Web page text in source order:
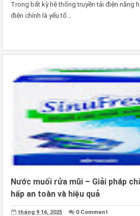
Trong bất kỳ hệ thống truyền tải điện năng
điện chính là yếu tố...
Nước muối rửa mũi – Giải pháp
hấp an toàn và hiệu quả
tháng 9 16, 2025 0 Comment